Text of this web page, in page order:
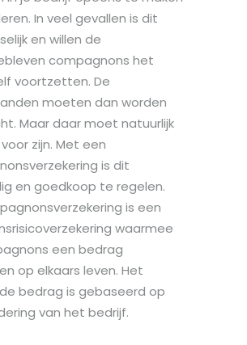
In veel gevallen is dit
en willen de
compagnons het
voortzetten. De
moeten dan worden
Maar daar moet natuurlijk
zijn. Met een
is dit
en goedkoop te regelen.
is een
waarmee
een bedrag
op elkaars leven. Het
bedrag is gebaseerd op
van het bedrijf.